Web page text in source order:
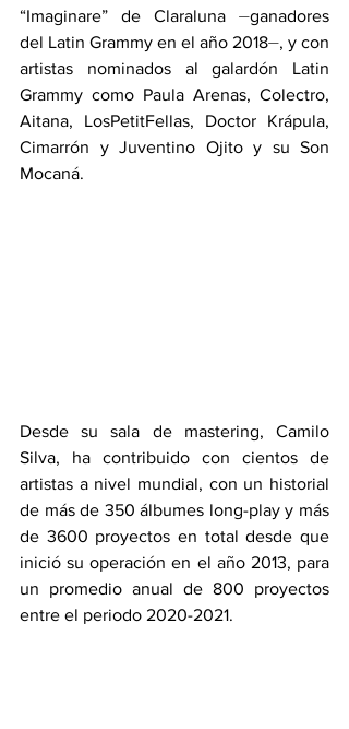
“Imaginare” de Claraluna ⏤ganadores
del Latin Grammy en el año 2018⏤, y con
artistas nominados al galardón Latin
Grammy como Paula Arenas, Colectro,
Aitana, LosPetitFellas, Doctor Krápula,
Cimarrón y Juventino Ojito y su Son
Mocaná.
Desde su sala de mastering, Camilo
Silva, ha contribuido con cientos de
artistas a nivel mundial, con un historial
de más de 350 álbumes long-play y más
de 3600 proyectos en total desde que
inició su operación en el año 2013, para
un promedio anual de 800 proyectos
entre el periodo 2020-2021.